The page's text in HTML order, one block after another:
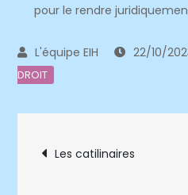
pour le rendre
22/10/
DROIT
Les catilinaires